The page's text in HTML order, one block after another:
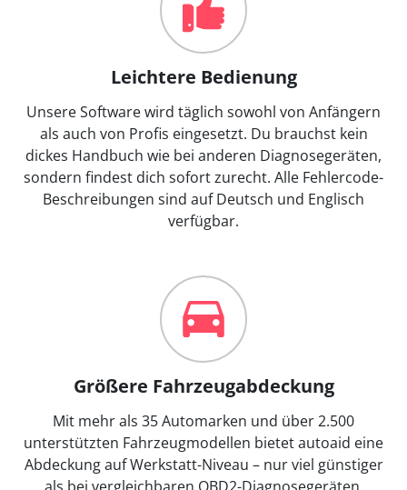
Leichtere Bedienung
Unsere Software wird täglich sowohl von Anfängern
als auch von Profis eingesetzt. Du brauchst kein
dickes Handbuch wie bei anderen Diagnosegeräten,
sondern findest dich sofort zurecht. Alle Fehlercode-
Beschreibungen sind auf Deutsch und Englisch
verfügbar.
Größere Fahrzeugabdeckung
Mit mehr als 35 Automarken und über 2.500
unterstützten Fahrzeugmodellen bietet autoaid eine
Abdeckung auf Werkstatt-Niveau – nur viel günstiger